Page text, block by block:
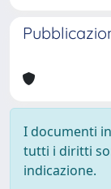
I documenti
tutti i diritti
indicazione.